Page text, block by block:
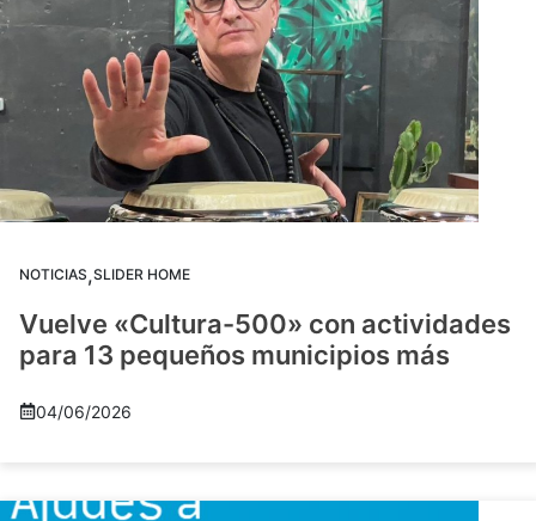
NOTICIAS,SLIDER HOME
Vuelve «Cultura-500» con actividades
para 13 pequeños municipios más
04/06/2026